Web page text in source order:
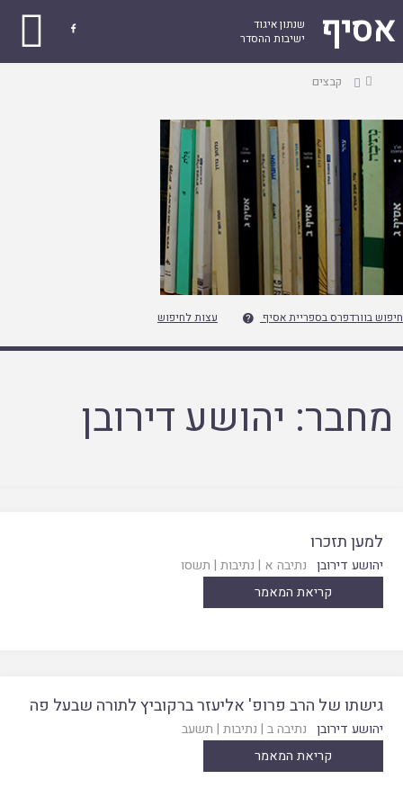
אסיף
שנתון איגוד
ישיבות ההסדר

עמודקבצים
חיפוש בוורדפרס בספריית אסיף  עצות לחיפוש
מחבר: יהושע דירובן
למען תזכרו
יהושע דירובן נתיבה א | נתיבות | תשסו
קריאת המאמר
גישתו של הרב פרופ' אליעזר ברקוביץ לתורה שבעל פה
יהושע דירובן נתיבה ב | נתיבות | תשעב
קריאת המאמר